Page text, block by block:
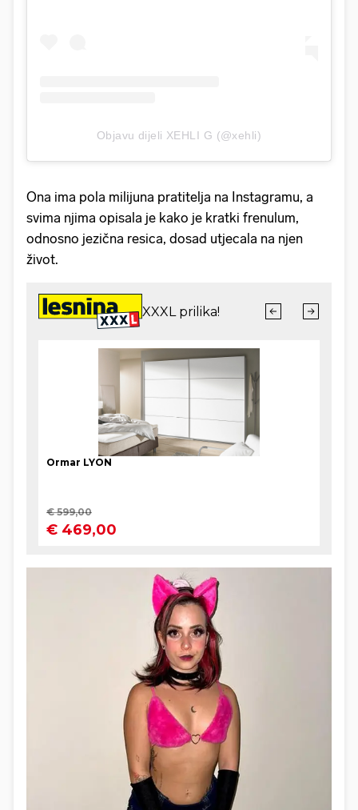
Objavu dijeli XEHLI G (@xehli)
Ona ima pola milijuna pratitelja na Instagramu, a
svima njima opisala je kako je kratki frenulum,
odnosno jezična resica, dosad utjecala na njen
život.